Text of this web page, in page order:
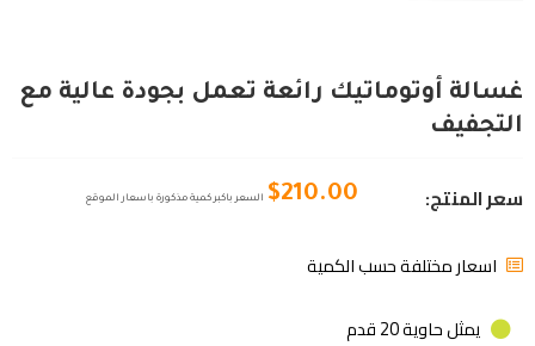
غسالة أوتوماتيك رائعة تعمل بجودة عالية مع
التجفيف
سعر المنتج: $210.00 السعر باكبر كمية مذكورة باسعار الموقع
اسعار مختلفة حسب الكمية
يمثل حاوية 20 قدم